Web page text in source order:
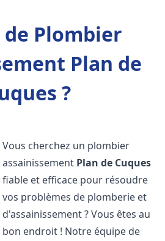
de Plombier
Plan de
?
Vous cherchez un plombier
assainissement Plan de Cuques
fiable et efficace pour résoudre
vos problèmes de plomberie et
d'assainissement ? Vous êtes au
bon endroit ! Notre équipe de